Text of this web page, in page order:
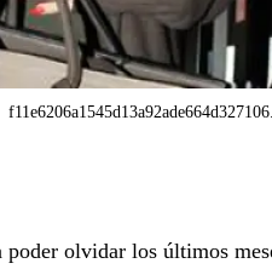
olvidar los últimos